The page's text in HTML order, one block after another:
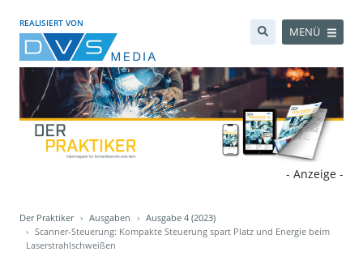
REALISIERT VON
MENÜ
- Anzeige -
Der Praktiker Ausgaben
Ausgabe 4 (2023)
Scanner-Steuerung: Kompakte Steuerung spart Platz und Energie beim
Laserstrahlschweißen